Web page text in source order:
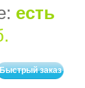
есть
заказ